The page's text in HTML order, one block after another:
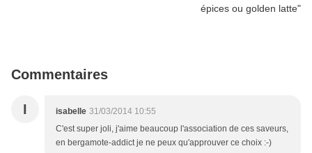
Commentaires
I isabelle 31/03/2014 10:55
C'est super joli, j'aime beaucoup l'association de ces saveurs,
en bergamote-addict je ne peux qu'approuver ce choix :-)